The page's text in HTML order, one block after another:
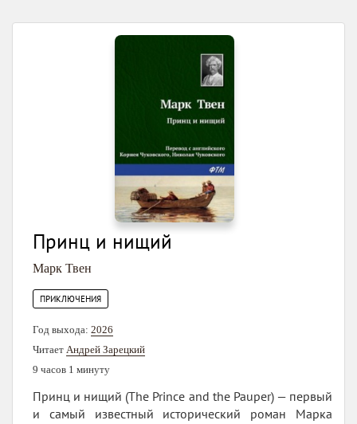
Принц и нищий
Марк Твен
ПРИКЛЮЧЕНИЯ
Год выхода: 2026
Читает Андрей Зарецкий
9 часов 1 минуту
Принц и нищий (The Prince and the Pauper) — первый
и самый известный исторический роман Марка